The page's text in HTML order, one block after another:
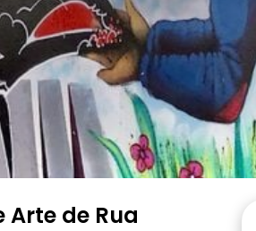
Arte de Rua